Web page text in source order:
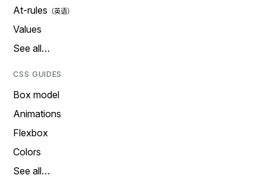
At-rules
Values
See all…
CSS GUIDES
Box model
Animations
Flexbox
Colors
See all…